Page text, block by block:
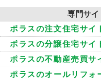
専門サイ
ポラスの注文住宅サイ
ポラスの分譲住宅サイ
ポラスの不動産売買サ
ポラスのオールリフォ